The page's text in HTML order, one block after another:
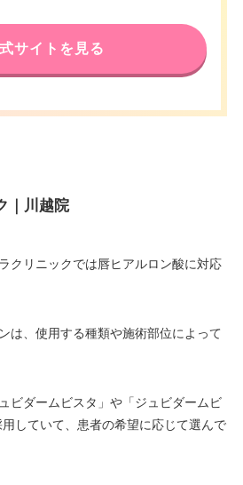
サイトを見る
｜川越院
クリニックでは唇ヒアルロン酸に対応
は、使用する種類や施術部位によって
ビダームビスタ」や「ジュビダームビ
していて、患者の希望に応じて選んで